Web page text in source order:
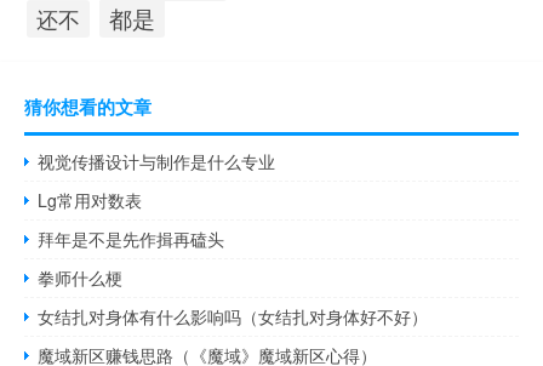
还不 都是
猜你想看的文章
视觉传播设计与制作是什么专业
Lg常用对数表
拜年是不是先作揖再磕头
拳师什么梗
女结扎对身体有什么影响吗（女结扎对身体好不好）
魔域新区赚钱思路（《魔域》魔域新区心得）